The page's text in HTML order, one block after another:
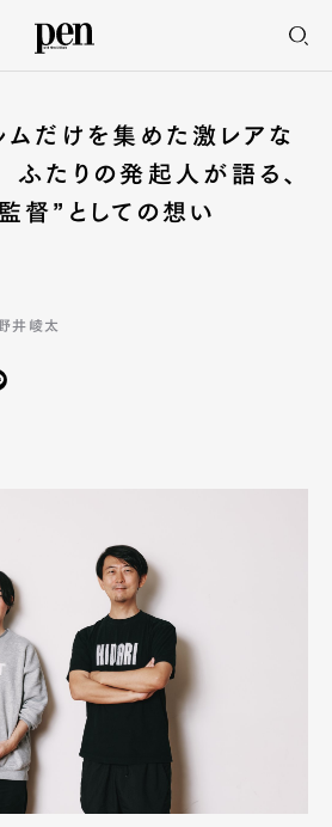
ムだけを集めた激レアな
ふたりの発起人が語る、
督”としての想い
井崚太